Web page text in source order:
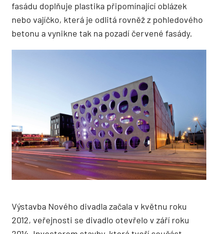
fasádu doplňuje plastika připomínající oblázek
nebo vajíčko, která je odlitá rovněž z pohledového
betonu a vynikne tak na pozadí červené fasády.
Výstavba Nového divadla začala v květnu roku
2012, veřejnosti se divadlo otevřelo v září roku